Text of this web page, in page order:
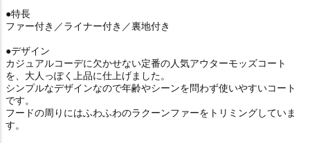
●特長
ファー付き／ライナー付き／裏地付き
●デザイン
カジュアルコーデに欠かせない定番の人気アウターモッズコート
を、大人っぽく上品に仕上げました。
シンプルなデザインなので年齢やシーンを問わず使いやすいコート
です。
フードの周りにはふわふわのラクーンファーをトリミングしていま
す。